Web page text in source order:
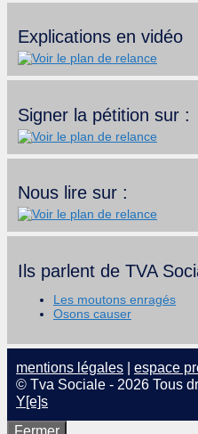
Explications en vidéo
Signer la pétition sur :
Nous lire sur :
Ils parlent de TVA
Les moutons enragés
Osons causer
mentions légales
espace
© Tva Sociale - 2026 Tous
Y[e]s
Fermer